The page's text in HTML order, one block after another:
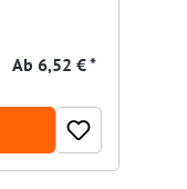
Ab 6,52 € *